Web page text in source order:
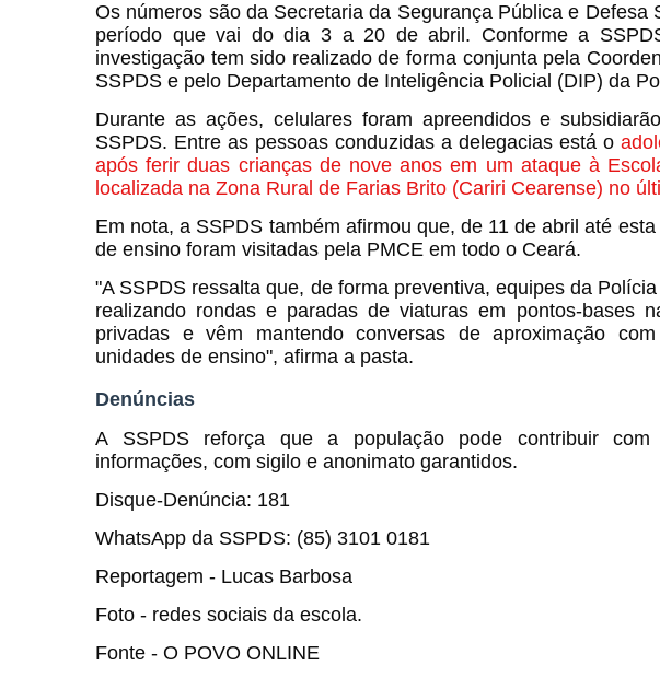
Os números são da Secretaria da Segurança Pública e Defesa
período que vai do dia 3 a 20 de abril. Conforme a
investigação tem sido realizado de forma conjunta pela
SSPDS e pelo Departamento de Inteligência Policial (DIP) da
Durante as ações, celulares foram apreendidos e
SSPDS. Entre as pessoas conduzidas a delegacias está o
após ferir duas crianças de nove anos em um ataque à
localizada na Zona Rural de Farias Brito (Cariri Cearense) no
Em nota, a SSPDS também afirmou que, de 11 de abril até
de ensino foram visitadas pela PMCE em todo o Ceará.
"A SSPDS ressalta que, de forma preventiva, equipes da
realizando rondas e paradas de viaturas em pontos-bases
privadas e vêm mantendo conversas de aproximação
unidades de ensino", afirma a pasta.
Denúncias
A SSPDS reforça que a população pode contribuir com
informações, com sigilo e anonimato garantidos.
Disque-Denúncia: 181
WhatsApp da SSPDS: (85) 3101 0181
Reportagem - Lucas Barbosa
Foto - redes sociais da escola.
Fonte - O POVO ONLINE